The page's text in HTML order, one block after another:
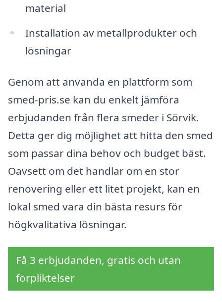
material
Installation av metallprodukter och
lösningar
Genom att använda en plattform som
smed-pris.se kan du enkelt jämföra
erbjudanden från flera smeder i Sörvik.
Detta ger dig möjlighet att hitta den smed
som passar dina behov och budget bäst.
Oavsett om det handlar om en stor
renovering eller ett litet projekt, kan en
lokal smed vara din bästa resurs för
högkvalitativa lösningar.
Få 3 erbjudanden, gratis och utan
förpliktelser